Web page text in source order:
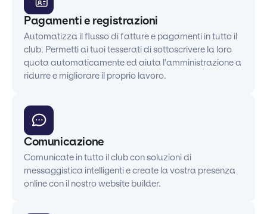
Pagamenti e registrazioni
Automatizza il flusso di fatture e pagamenti in tutto il
club. Permetti ai tuoi tesserati di sottoscrivere la loro
quota automaticamente ed aiuta l'amministrazione a
ridurre e migliorare il proprio lavoro.
Comunicazione
Comunicate in tutto il club con soluzioni di
messaggistica intelligenti e create la vostra presenza
online con il nostro website builder.